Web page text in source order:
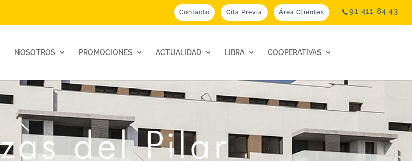
91 411 84 43
Contacto Cita Previa Área Clientes
NOSOTROS PROMOCIONES ACTUALIDAD LIBRA COOPERATIVAS